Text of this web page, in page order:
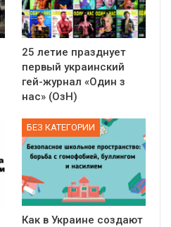
25 летие празднует
первый украинский
гей-журнал «Один з
нас» (ОзН)
БЕЗ КАТЕГОРИИ
Как в Украине создают